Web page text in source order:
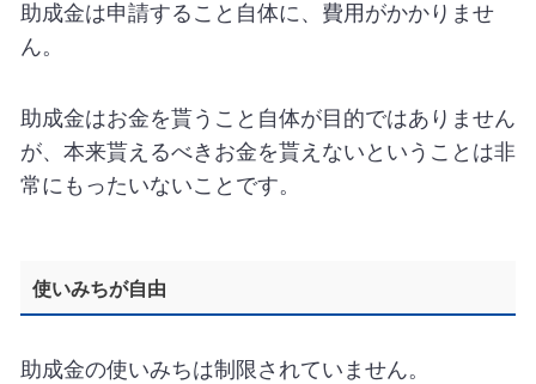
助成金は申請すること自体に、費用がかかりませ
ん。
助成金はお金を貰うこと自体が目的ではありません
が、本来貰えるべきお金を貰えないということは非
常にもったいないことです。
使いみちが自由
助成金の使いみちは制限されていません。